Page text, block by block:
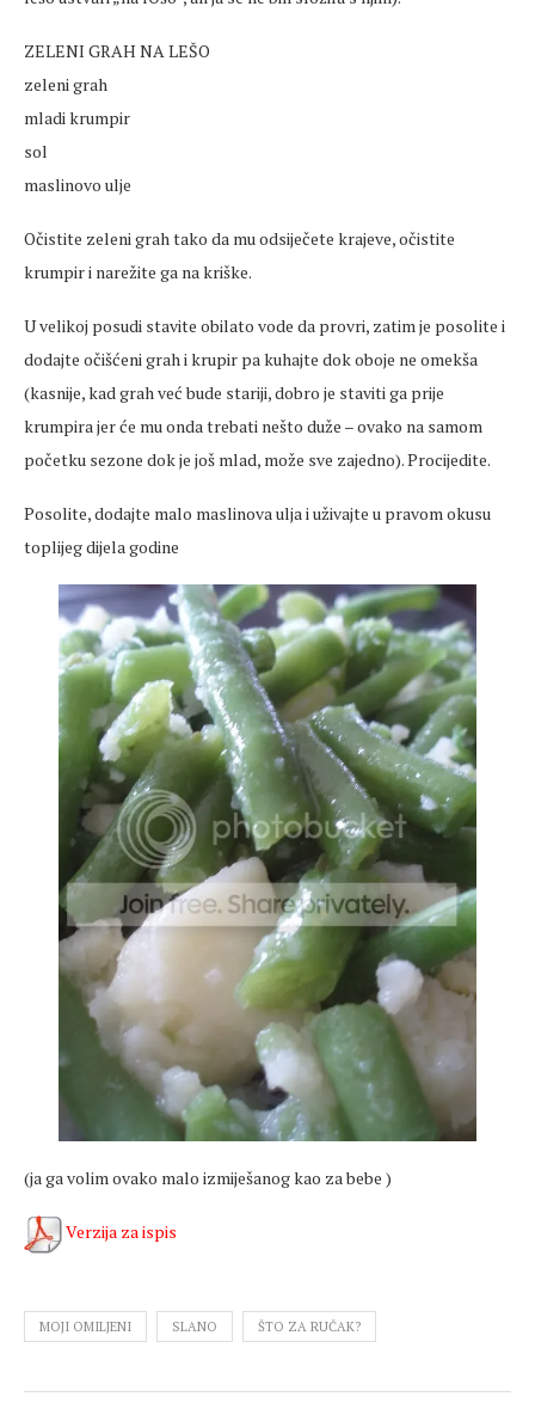
ZELENI GRAH NA LEŠO
zeleni grah
mladi krumpir
sol
maslinovo ulje
Očistite zeleni grah tako da mu odsiječete krajeve, očistite
krumpir i narežite ga na kriške.
U velikoj posudi stavite obilato vode da provri, zatim je posolite i
dodajte očišćeni grah i krupir pa kuhajte dok oboje ne omekša
(kasnije, kad grah već bude stariji, dobro je staviti ga prije
krumpira jer će mu onda trebati nešto duže – ovako na samom
početku sezone dok je još mlad, može sve zajedno). Procijedite.
Posolite, dodajte malo maslinova ulja i uživajte u pravom okusu
toplijeg dijela godine
(ja ga volim ovako malo izmiješanog kao za bebe )
Verzija za ispis
MOJI OMILJENI SLANO ŠTO ZA RUČAK?